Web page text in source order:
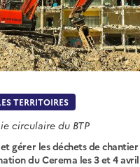
TERRITOIRES
circulaire du BTP
gérer les déchets de chantier
du Cerema les 3 et 4 avril